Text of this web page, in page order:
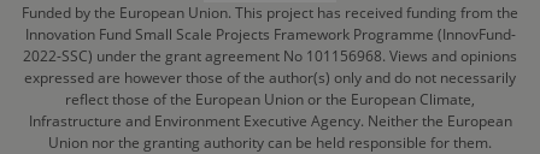
Funded by the European Union. This project has received funding from the
Innovation Fund Small Scale Projects Framework Programme (InnovFund-
2022-SSC) under the grant agreement No 101156968. Views and opinions
expressed are however those of the author(s) only and do not necessarily
reflect those of the European Union or the European Climate,
Infrastructure and Environment Executive Agency. Neither the European
Union nor the granting authority can be held responsible for them.